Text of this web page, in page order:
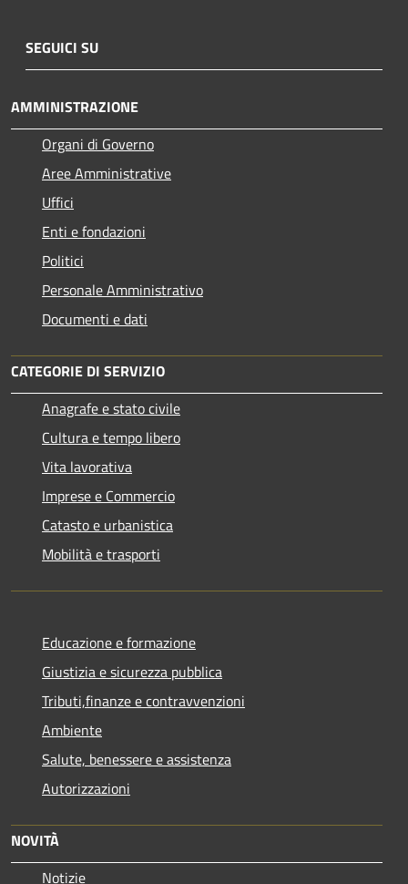
SEGUICI SU
AMMINISTRAZIONE
Organi di Governo
Aree Amministrative
Uffici
Enti e fondazioni
Politici
Personale Amministrativo
Documenti e dati
CATEGORIE DI SERVIZIO
Anagrafe e stato civile
Cultura e tempo libero
Vita lavorativa
Imprese e Commercio
Catasto e urbanistica
Mobilità e trasporti
Educazione e formazione
Giustizia e sicurezza pubblica
Tributi,finanze e contravvenzioni
Ambiente
Salute, benessere e assistenza
Autorizzazioni
NOVITÀ
Notizie